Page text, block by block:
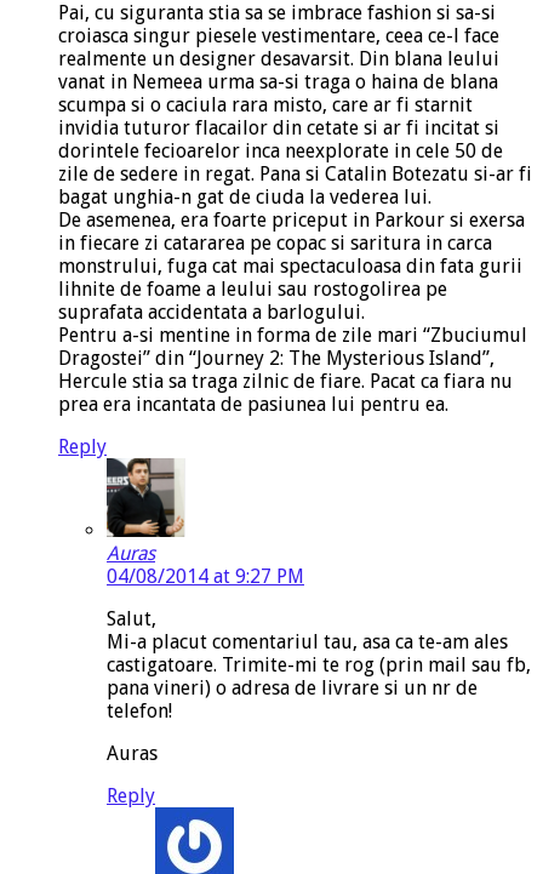
Pai, cu siguranta stia sa se imbrace fashion si sa-si
croiasca singur piesele vestimentare, ceea ce-l face
realmente un designer desavarsit. Din blana leului
vanat in Nemeea urma sa-si traga o haina de blana
scumpa si o caciula rara misto, care ar fi starnit
invidia tuturor flacailor din cetate si ar fi incitat si
dorintele fecioarelor inca neexplorate in cele 50 de
zile de sedere in regat. Pana si Catalin Botezatu si-ar fi
bagat unghia-n gat de ciuda la vederea lui.
De asemenea, era foarte priceput in Parkour si exersa
in fiecare zi catararea pe copac si saritura in carca
monstrului, fuga cat mai spectaculoasa din fata gurii
lihnite de foame a leului sau rostogolirea pe
suprafata accidentata a barlogului.
Pentru a-si mentine in forma de zile mari “Zbuciumul
Dragostei” din “Journey 2: The Mysterious Island”,
Hercule stia sa traga zilnic de fiare. Pacat ca fiara nu
prea era incantata de pasiunea lui pentru ea.
Reply
Auras
04/08/2014 at 9:27 PM
Salut,
Mi-a placut comentariul tau, asa ca te-am ales
castigatoare. Trimite-mi te rog (prin mail sau fb,
pana vineri) o adresa de livrare si un nr de
telefon!
Auras
Reply